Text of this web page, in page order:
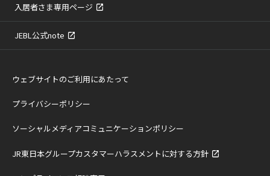
入居者さま専用ページ
JEBL公式note
ウェブサイトのご利用にあたって
プライバシーポリシー
ソーシャルメディアコミュニケーションポリシー
JR東日本グループカスタマーハラスメントに対する方針